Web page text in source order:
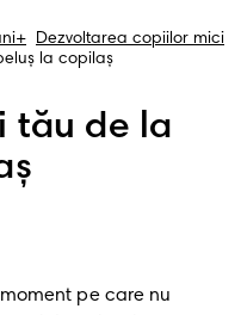
Dezvoltarea copiilor mici
la copilaș
tău de la
pe care nu